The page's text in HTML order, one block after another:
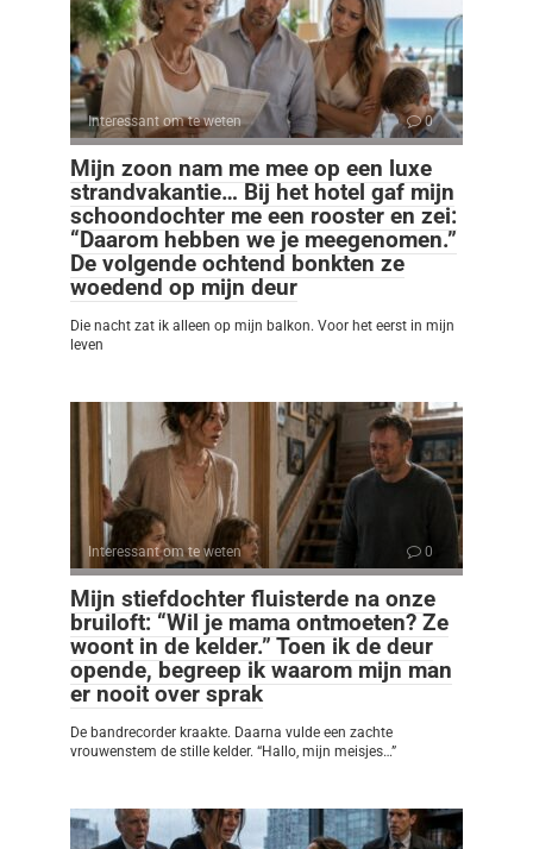
Interessant om te weten 0
Mijn zoon nam me mee op een luxe
strandvakantie… Bij het hotel gaf mijn
schoondochter me een rooster en zei:
“Daarom hebben we je meegenomen.”
De volgende ochtend bonkten ze
woedend op mijn deur
Die nacht zat ik alleen op mijn balkon. Voor het eerst in mijn
leven
Interessant om te weten 0
Mijn stiefdochter fluisterde na onze
bruiloft: “Wil je mama ontmoeten? Ze
woont in de kelder.” Toen ik de deur
opende, begreep ik waarom mijn man
er nooit over sprak
De bandrecorder kraakte. Daarna vulde een zachte
vrouwenstem de stille kelder. “Hallo, mijn meisjes…”